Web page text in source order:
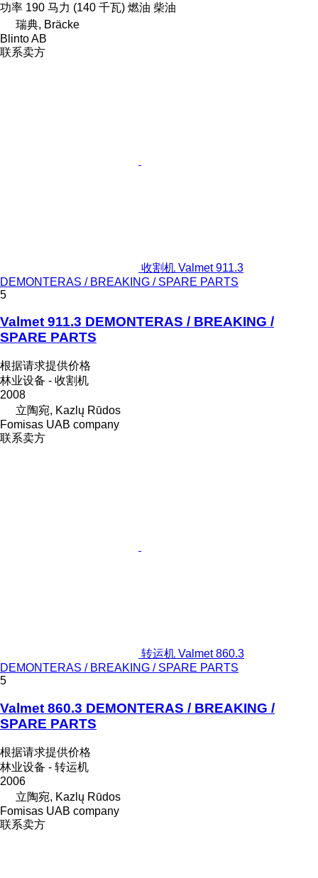
功率 190 马力 (140 千瓦) 燃油 柴油
瑞典, Bräcke
Blinto AB
联系卖方
收割机 Valmet 911.3
DEMONTERAS / BREAKING / SPARE PARTS
5
Valmet 911.3 DEMONTERAS / BREAKING /
SPARE PARTS
根据请求提供价格
林业设备 - 收割机
2008
立陶宛, Kazlų Rūdos
Fomisas UAB company
联系卖方
转运机 Valmet 860.3
DEMONTERAS / BREAKING / SPARE PARTS
5
Valmet 860.3 DEMONTERAS / BREAKING /
SPARE PARTS
根据请求提供价格
林业设备 - 转运机
2006
立陶宛, Kazlų Rūdos
Fomisas UAB company
联系卖方